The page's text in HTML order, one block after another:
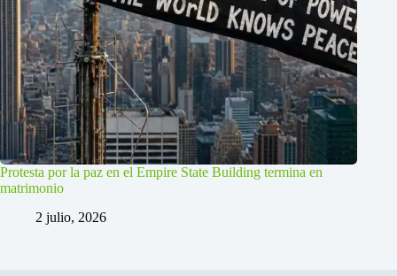
Protesta por la paz en el Empire State Building termina en
matrimonio
2 julio, 2026